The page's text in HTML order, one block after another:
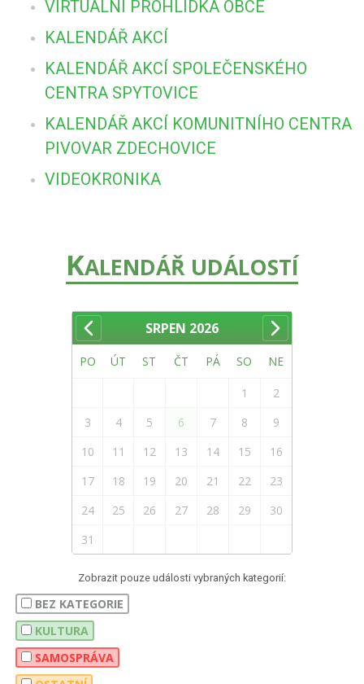
VIRTUÁLNÍ PROHLÍDKA OBCE
KALENDÁŘ AKCÍ
KALENDÁŘ AKCÍ SPOLEČENSKÉHO
CENTRA SPYTOVICE
KALENDÁŘ AKCÍ KOMUNITNÍHO CENTRA
PIVOVAR ZDECHOVICE
VIDEOKRONIKA
KALENDÁŘ UDÁLOSTÍ
SRPEN 2026
PO ÚT ST ČT PÁ SO NE
1
2
3
4 5 6 7 8
9
10
11 12 13 14 15
16
17
18 19 20 21 22
23
24
25 26 27 28 29
30
31
Zobrazit pouze události vybraných kategorií:
BEZ KATEGORIE
KULTURA
SAMOSPRÁVA